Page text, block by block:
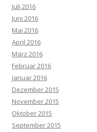
Juli 2016
Juni 2016
Mai 2016
April 2016
März 2016
Februar 2016
Januar 2016
Dezember 2015
November 2015
Oktober 2015
September 2015